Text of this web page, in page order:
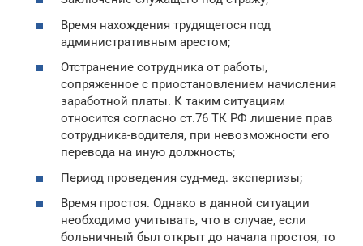
Время нахождения трудящегося под
административным арестом;
Отстранение сотрудника от работы,
сопряженное с приостановлением начисления
заработной платы. К таким ситуациям
относится согласно ст.76 ТК РФ лишение прав
сотрудника-водителя, при невозможности его
перевода на иную должность;
Период проведения суд-мед. экспертизы;
Время простоя. Однако в данной ситуации
необходимо учитывать, что в случае, если
больничный был открыт до начала простоя, то